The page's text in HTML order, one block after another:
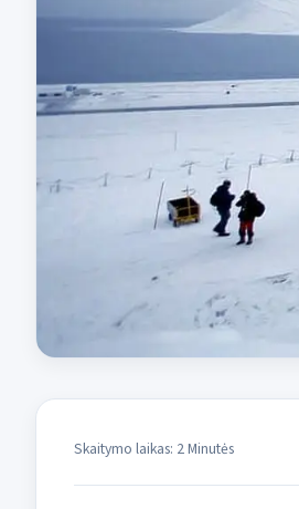
Skaitymo laikas: 2 Minutės